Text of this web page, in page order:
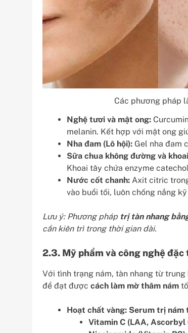
Các phương pháp
Nghệ tươi và mật ong:
melanin. Kết hợp với mật ong
Nha đam (Lô hội): Gel nha đam
Sữa chua không đường và
Khoai tây chứa enzyme
Nước cốt chanh: Axit citric
vào buổi tối, luôn chống nắng
Lưu ý: Phương pháp trị tàn nhang
cần kiên trì trong thời gian dài.
2.3. Mỹ phẩm và công nghệ đặc
Với tình trạng nám, tàn nhang từ
để đạt được cách làm mờ thâm nám
Hoạt chất vàng: Serum trị nám
Vitamin C (LAA, Ascorbyl